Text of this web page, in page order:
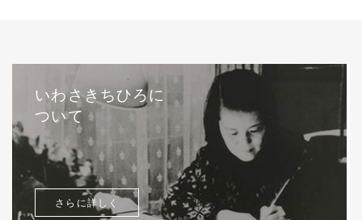
いわさきちひろに
ついて
さらに詳しく